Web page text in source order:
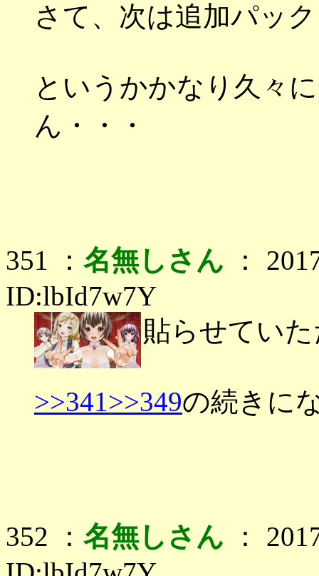
さて、次は追加パッ
というかかなり久々
ん・・・
351 ： 名無しさん ：
ID:lbId7w7Y
貼らせてい
>>341>>349の続きに
352 ： 名無しさん ：